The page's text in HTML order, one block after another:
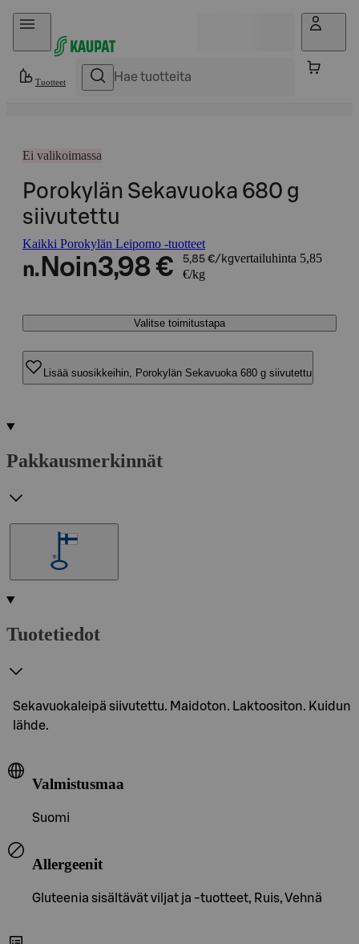
Hyppää sisältöön
Tuotteet
Ei valikoimassa
Porokylän Sekavuoka 680 g
siivutettu
Kaikki Porokylän Leipomo -tuotteet
n. Noin3,98 € 5,85 €/kgvertailuhinta 5,85
€/kg
Valitse toimitustapa
Lisää suosikkeihin, Porokylän Sekavuoka 680 g siivutettu
Pakkausmerkinnät
Tuotetiedot
Sekavuokaleipä siivutettu. Maidoton. Laktoositon. Kuidun
lähde.
Valmistusmaa
Suomi
Allergeenit
Gluteenia sisältävät viljat ja -tuotteet, Ruis, Vehnä